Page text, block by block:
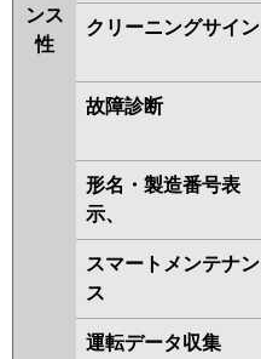
ンス
性
クリーニングサイン
故障診断
形名・製造番号表
示、
スマートメンテナン
ス
運転データ収集